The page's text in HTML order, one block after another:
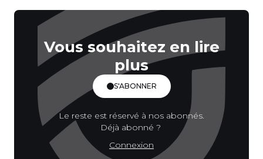
Vous souhaitez en lire
plus
S'ABONNER
Le reste est réservé à nos abonnés.
Déjà abonné ?
Connexion